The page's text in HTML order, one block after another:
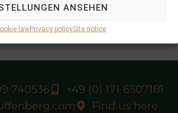
ANSEHEN
lawPrivacy policySite notice
740536
+49 (0) 171 6507181
Find us here